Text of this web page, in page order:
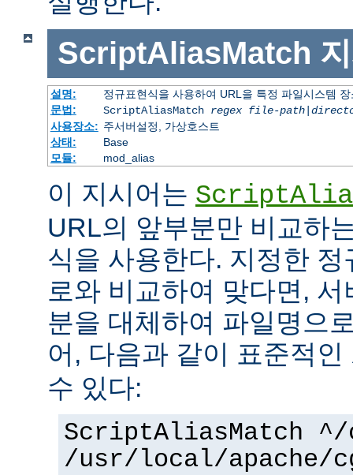
ScriptAliasMatch
설명:
정규표현식을 사용하여 URL을 특정 파일시스템
문법:
ScriptAliasMatch regex file-path|
사용장소: 주서버설정, 가상호스트
상태:
Base
모듈:
mod_alias
이 지시어는
URL의 앞부분만 비교하
식을 사용한다. 지정한
로와 비교하여 맞다면,
분을 대체하여 파일명으
어, 다음과 같이 표준적인
수 있다:
ScriptAliasMatch
/usr/local/apache/